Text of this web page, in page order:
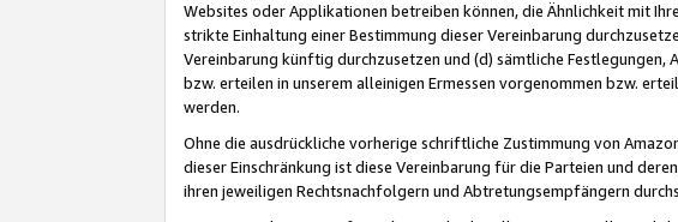
Websites oder Applikationen betreiben können, die Ähnlichkeit mit
strikte Einhaltung einer Bestimmung dieser Vereinbarung
Vereinbarung künftig durchzusetzen und (d) sämtliche Festlegungen,
bzw. erteilen in unserem alleinigen Ermessen vorgenommen bzw.
werden.
Ohne die ausdrückliche vorherige schriftliche Zustimmung von
dieser Einschränkung ist diese Vereinbarung für die Parteien und
ihren jeweiligen Rechtsnachfolgern und Abtretungsempfängern